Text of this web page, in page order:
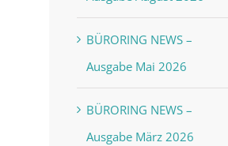
BÜRORING NEWS –
Ausgabe Mai 2026
BÜRORING NEWS –
Ausgabe März 2026